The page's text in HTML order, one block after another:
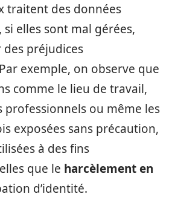
traitent des données
si elles sont mal gérées,
préjudices
exemple, on observe que
comme le lieu de travail,
professionnels ou même les
exposées sans précaution,
à des fins
que le harcèlement en
d’identité.